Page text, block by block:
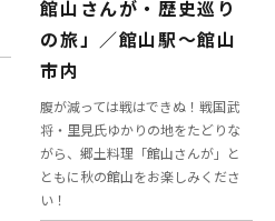
館山さんが・歴史巡り
の旅」／館山駅～館山
市内
腹が減っては戦はできぬ！戦国武
将・里見氏ゆかりの地をたどりな
がら、郷土料理「館山さんが」と
ともに秋の館山をお楽しみくださ
い！